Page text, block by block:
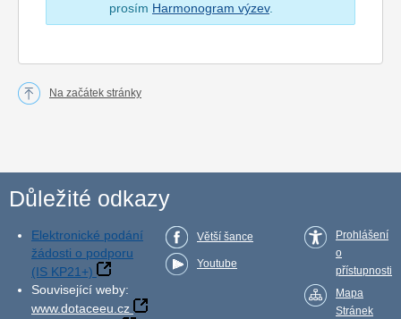
prosím Harmonogram výzev.
Na začátek stránky
Důležité odkazy
Elektronické podání
žádosti o podporu
(IS KP21+)
Související weby:
www.dotaceeu.cz
Větší šance
Youtube
Prohlášení
o
přístupnosti
Mapa
Stránek